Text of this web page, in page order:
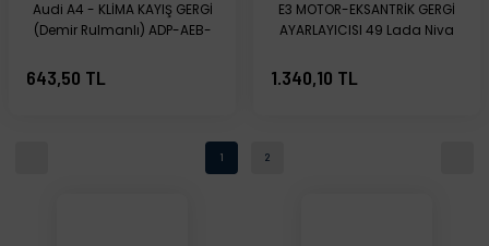
Audi A4 - KLİMA KAYIŞ GERGİ
(Demir Rulmanlı) ADP-AEB-
[Audi A6; Volkswagen
Passat; Skoda Superb] -
643,50 TL
E3 MOTOR-EKSANTRİK GERGİ
AYARLAYICISI 49 Lada Niva
1.340,10 TL
1 2